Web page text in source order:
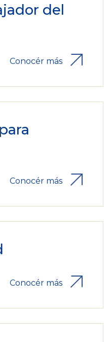
del
Conocér más
Conocér más
Conocér más